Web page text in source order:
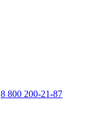
8 800 200-21-87